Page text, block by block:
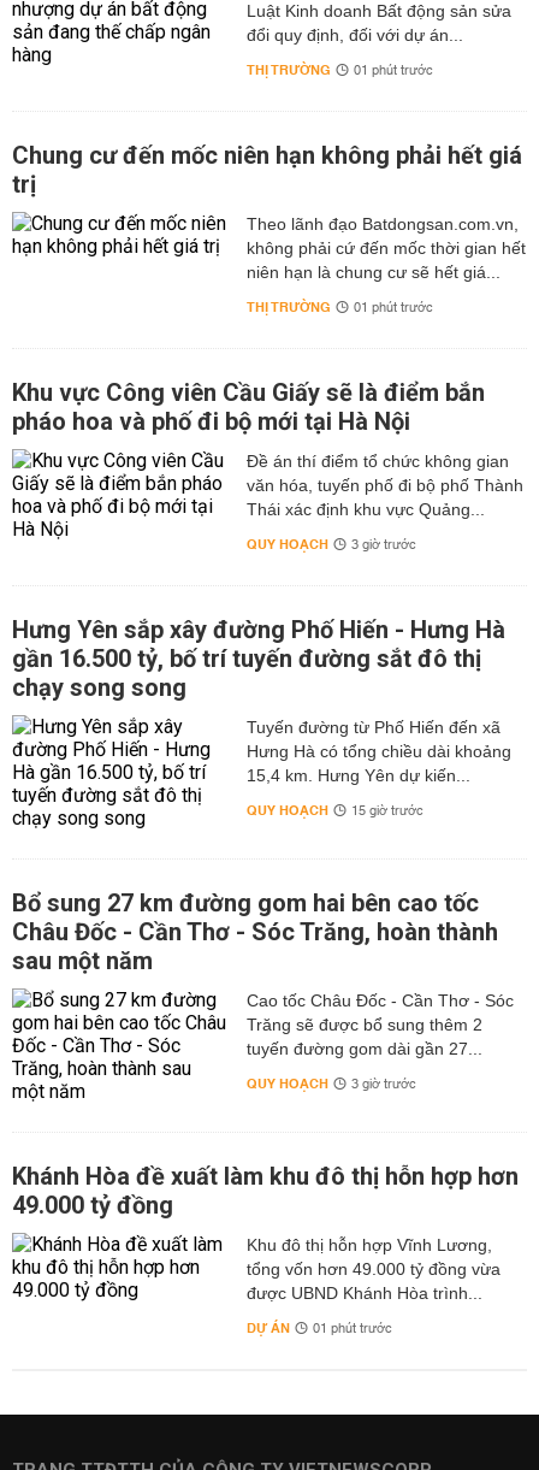
Luật Kinh doanh Bất động sản sửa
đổi quy định, đối với dự án...
THỊ TRƯỜNG 01 phút trước
Chung cư đến mốc niên hạn không phải hết giá
trị
Theo lãnh đạo Batdongsan.com.vn,
không phải cứ đến mốc thời gian hết
niên hạn là chung cư sẽ hết giá...
THỊ TRƯỜNG 01 phút trước
Khu vực Công viên Cầu Giấy sẽ là điểm bắn
pháo hoa và phố đi bộ mới tại Hà Nội
Đề án thí điểm tổ chức không gian
văn hóa, tuyến phố đi bộ phố Thành
Thái xác định khu vực Quảng...
QUY HOẠCH 3 giờ trước
Hưng Yên sắp xây đường Phố Hiến - Hưng Hà
gần 16.500 tỷ, bố trí tuyến đường sắt đô thị
chạy song song
Tuyến đường từ Phố Hiến đến xã
Hưng Hà có tổng chiều dài khoảng
15,4 km. Hưng Yên dự kiến...
QUY HOẠCH 15 giờ trước
Bổ sung 27 km đường gom hai bên cao tốc
Châu Đốc - Cần Thơ - Sóc Trăng, hoàn thành
sau một năm
Cao tốc Châu Đốc - Cần Thơ - Sóc
Trăng sẽ được bổ sung thêm 2
tuyến đường gom dài gần 27...
QUY HOẠCH 3 giờ trước
Khánh Hòa đề xuất làm khu đô thị hỗn hợp hơn
49.000 tỷ đồng
Khu đô thị hỗn hợp Vĩnh Lương,
tổng vốn hơn 49.000 tỷ đồng vừa
được UBND Khánh Hòa trình...
DỰ ÁN 01 phút trước